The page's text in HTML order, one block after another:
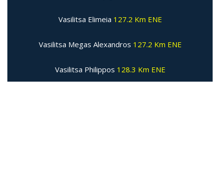
Vasilitsa Elimeia 127.2 Km ENE
Vasilitsa Megas Alexandros 127.2 Km ENE
Vasilitsa Philippos 128.3 Km ENE